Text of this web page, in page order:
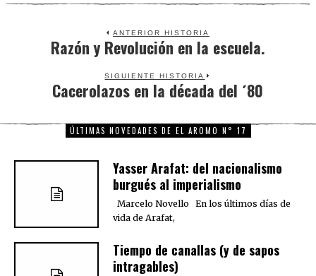
ANTERIOR HISTORIA
Previous
Razón y Revolución en la escuela.
SIGUIENTE HISTORIA
Next
Cacerolazos en la década del ´80
ÚLTIMAS NOVEDADES DE EL AROMO N° 17
Yasser Arafat: del nacionalismo
burgués al imperialismo
Marcelo Novello En los últimos días de
vida de Arafat,
Tiempo de canallas (y de sapos
intragables)